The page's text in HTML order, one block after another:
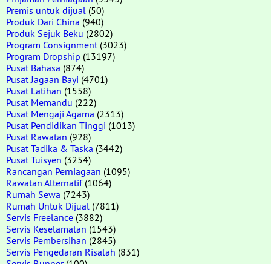
Premis untuk dijual (50)
Produk Dari China (940)
Produk Sejuk Beku (2802)
Program Consignment (3023)
Program Dropship (13197)
Pusat Bahasa (874)
Pusat Jagaan Bayi (4701)
Pusat Latihan (1558)
Pusat Memandu (222)
Pusat Mengaji Agama (2313)
Pusat Pendidikan Tinggi (1013)
Pusat Rawatan (928)
Pusat Tadika & Taska (3442)
Pusat Tuisyen (3254)
Rancangan Perniagaan (1095)
Rawatan Alternatif(1064)
Rumah Sewa (7243)
Rumah Untuk Dijual (7811)
Servis Freelance (3882)
Servis Keselamatan (1543)
Servis Pembersihan (2845)
Servis Pengedaran Risalah (831)